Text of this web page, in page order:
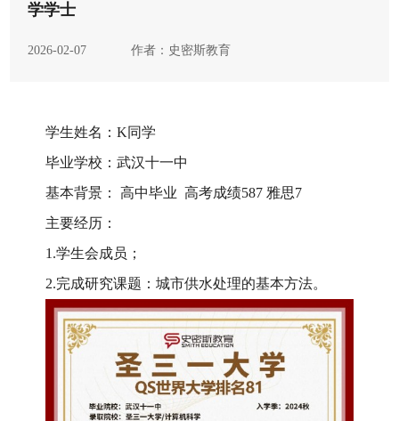
学学士
2026-02-07 作者：史密斯教育
学生姓名：K同学
毕业学校：武汉十一中
基本背景：
高中毕业 高考成绩587 雅思7
主要经历：
1.学生会成员；
2.完成研究课题：城市供水处理的基本方法。